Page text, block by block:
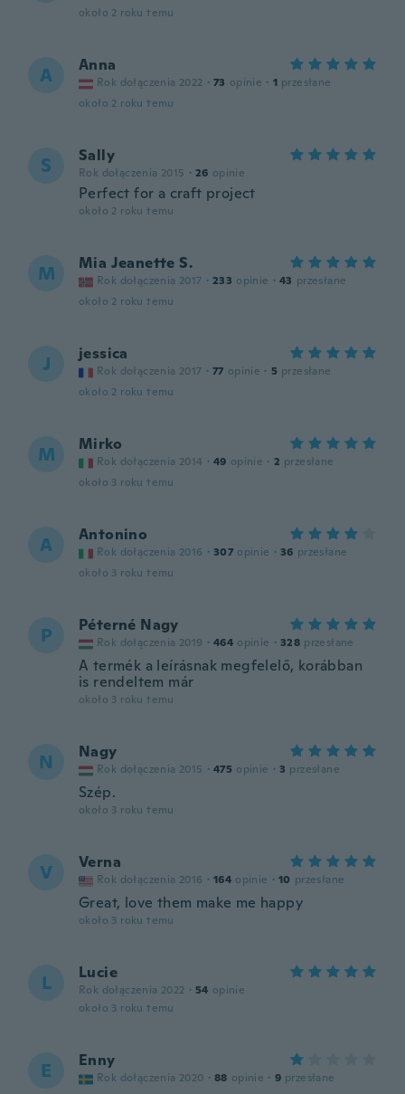
około 2 roku temu
A Anna
Rok dołączenia 2022 · 73 opinie · 1 przesłane
około 2 roku temu
S Sally
Rok dołączenia 2015 · 26 opinie
Perfect for a craft project
około 2 roku temu
M Mia Jeanette S.
Rok dołączenia 2017 · 233 opinie · 43 przesłane
około 2 roku temu
J jessica
Rok dołączenia 2017 · 77 opinie · 5 przesłane
około 2 roku temu
M Mirko
Rok dołączenia 2014 · 49 opinie · 2 przesłane
około 3 roku temu
A Antonino
Rok dołączenia 2016 · 307 opinie · 36 przesłane
około 3 roku temu
P Péterné Nagy
Rok dołączenia 2019 · 464 opinie · 328 przesłane
A termék a leírásnak megfelelő, korábban
is rendeltem már
około 3 roku temu
N Nagy
Rok dołączenia 2015 · 475 opinie · 3 przesłane
Szép.
około 3 roku temu
V Verna
Rok dołączenia 2016 · 164 opinie · 10 przesłane
Great, love them make me happy
około 3 roku temu
L Lucie
Rok dołączenia 2022 · 54 opinie
około 3 roku temu
E Enny
Rok dołączenia 2020 · 88 opinie · 9 przesłane